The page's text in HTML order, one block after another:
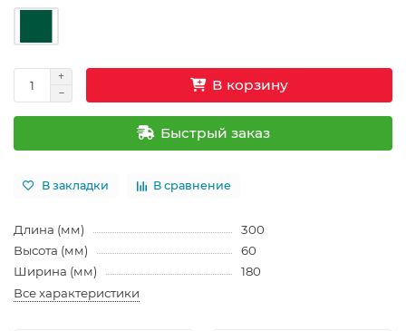
В корзину
Быстрый заказ
В закладки В сравнение
Длина (мм)
300
Высота (мм)
60
Ширина (мм)
180
Все характеристики